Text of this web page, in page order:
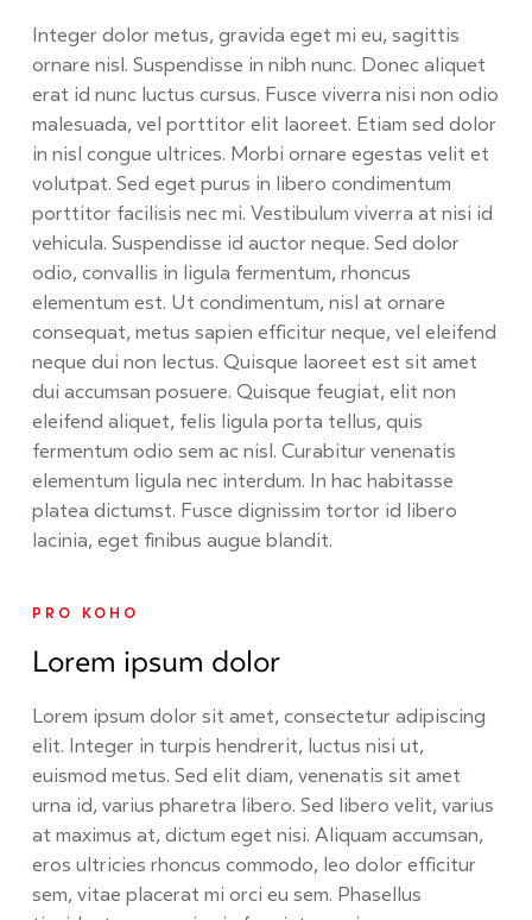
Integer dolor metus, gravida eget mi eu, sagittis
ornare nisl. Suspendisse in nibh nunc. Donec aliquet
erat id nunc luctus cursus. Fusce viverra nisi non odio
malesuada, vel porttitor elit laoreet. Etiam sed dolor
in nisl congue ultrices. Morbi ornare egestas velit et
volutpat. Sed eget purus in libero condimentum
porttitor facilisis nec mi. Vestibulum viverra at nisi id
vehicula. Suspendisse id auctor neque. Sed dolor
odio, convallis in ligula fermentum, rhoncus
elementum est. Ut condimentum, nisl at ornare
consequat, metus sapien efficitur neque, vel eleifend
neque dui non lectus. Quisque laoreet est sit amet
dui accumsan posuere. Quisque feugiat, elit non
eleifend aliquet, felis ligula porta tellus, quis
fermentum odio sem ac nisl. Curabitur venenatis
elementum ligula nec interdum. In hac habitasse
platea dictumst. Fusce dignissim tortor id libero
lacinia, eget finibus augue blandit.
PRO KOHO
Lorem ipsum dolor
Lorem ipsum dolor sit amet, consectetur adipiscing
elit. Integer in turpis hendrerit, luctus nisi ut,
euismod metus. Sed elit diam, venenatis sit amet
urna id, varius pharetra libero. Sed libero velit, varius
at maximus at, dictum eget nisi. Aliquam accumsan,
eros ultricies rhoncus commodo, leo dolor efficitur
sem, vitae placerat mi orci eu sem. Phasellus